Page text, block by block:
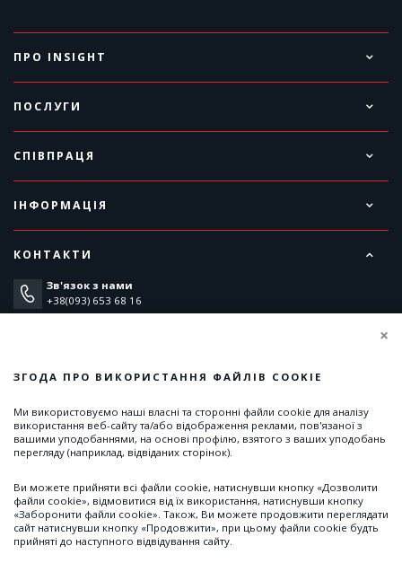
ПРО INSIGHT
ПОСЛУГИ
СПІВПРАЦЯ
ІНФОРМАЦІЯ
КОНТАКТИ
Зв'язок з нами
+38(093) 653 68 16
Наша адреса:
Графік роботи:
пн-пт 9:00-17:00 cб, нд вихідні
×
ЗГОДА ПРО ВИКОРИСТАННЯ ФАЙЛІВ COOKIE
Ми використовуємо наші власні та сторонні файли cookie для аналізу
використання веб-сайту та/або відображення реклами, пов'язаної з
вашими уподобаннями, на основі профілю, взятого з ваших уподобань
перегляду (наприклад, відвіданих сторінок).
Ви можете прийняти всі файли cookie, натиснувши кнопку «Дозволити
файли cookie», відмовитися від їх використання, натиснувши кнопку
«Заборонити файли cookie». Також, Ви можете продовжити переглядати
сайт натиснувши кнопку «Продовжити», при цьому файли cookie будть
прийняті до наступного відвідування сайту.